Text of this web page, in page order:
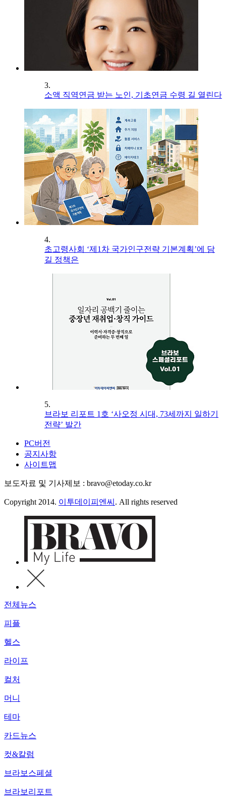
3.
소액 직역연금 받는 노인, 기초연금 수령 길 열린다
4.
초고령사회 ‘제1차 국가인구전략 기본계획’에 담
길 정책은
5.
브라보 리포트 1호 ‘사오정 시대, 73세까지 일하기
전략’ 발간
PC버전
공지사항
사이트맵
보도자료 및 기사제보 : bravo@etoday.co.kr
Copyright 2014. 이투데이피엔씨 . All rights reserved
전체뉴스
피플
헬스
라이프
컬처
머니
테마
카드뉴스
컷&칼럼
브라보스페셜
브라보리포트